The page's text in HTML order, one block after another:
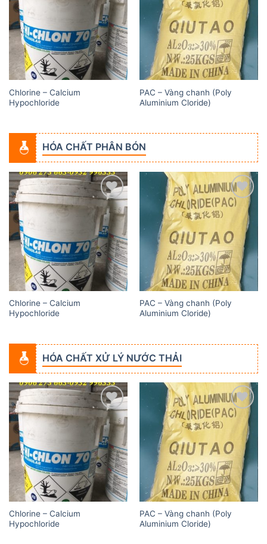
wishlist
Chlorine – Calcium
Hypochloride
wishlist
PAC – Vàng chanh (Poly
Aluminium Cloride)
HÓA CHẤT PHÂN BÓN
Add to
wishlist
Chlorine – Calcium
Hypochloride
Add to
wishlist
PAC – Vàng chanh (Poly
Aluminium Cloride)
HÓA CHẤT XỬ LÝ NƯỚC THẢI
Add to
wishlist
Chlorine – Calcium
Hypochloride
Add to
wishlist
PAC – Vàng chanh (Poly
Aluminium Cloride)